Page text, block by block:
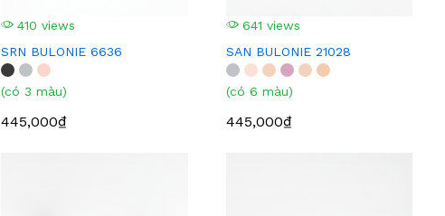
410 views
SRN BULONIE 6636
(có 3 màu)
445,000₫
641 views
SAN BULONIE 21028
(có 6 màu)
445,000₫